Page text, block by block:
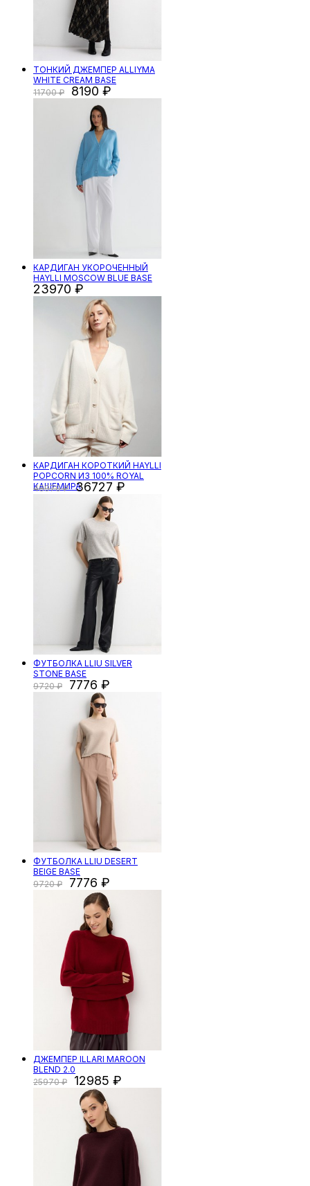
ТОНКИЙ ДЖЕМПЕР ALLIYMA
WHITE CREAM BASE
11700
8190
КАРДИГАН УКОРОЧЕННЫЙ
HAYLLI MOSCOW BLUE BASE
23970
КАРДИГАН КОРОТКИЙ HAYLLI
POPCORN ИЗ 100% ROYAL
КАШЕМИРА
48970 36727
ФУТБОЛКА LLIU SILVER
STONE BASE
9720
7776
ФУТБОЛКА LLIU DESERT
BEIGE BASE
9720
7776
ДЖЕМПЕР ILLARI MAROON
BLEND 2.0
25970
12985